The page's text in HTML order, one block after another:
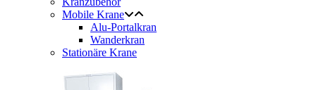
Mobile Krane
Alu-Portalkran
Wanderkran
Stationäre Krane